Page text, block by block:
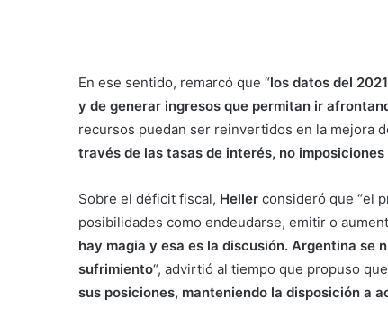
En ese sentido, remarcó que “los datos del
y de generar ingresos que permitan ir
recursos puedan ser reinvertidos en la mejora
través de las tasas de interés, no
Sobre el déficit fiscal, Heller consideró que “el
posibilidades como endeudarse, emitir o
hay magia y esa es la discusión. Argentina se
sufrimiento“, advirtió al tiempo que propuso
sus posiciones, manteniendo la disposición a